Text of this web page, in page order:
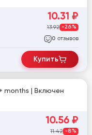
10.31 ₽
13.92 -26%
0 отзывов
Купить
months | Включен
10.56 ₽
11.42 -8%